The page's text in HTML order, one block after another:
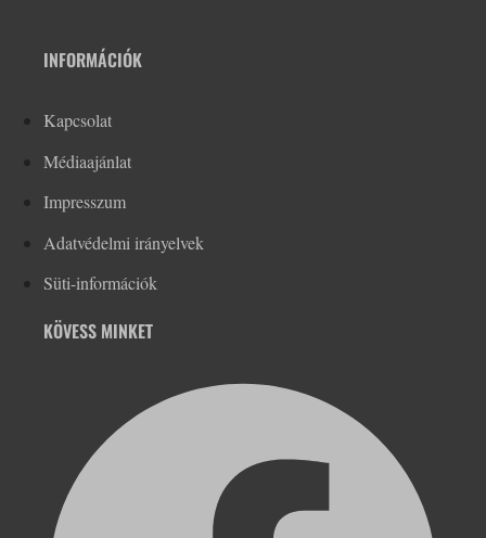
INFORMÁCIÓK
Kapcsolat
Médiaajánlat
Impresszum
Adatvédelmi irányelvek
Süti-információk
KÖVESS MINKET